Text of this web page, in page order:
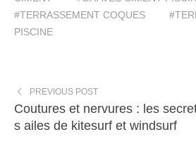
#TERRASSEMENT COQUES
PISCINE
PREVIOUS POST
Coutures et nervures : les
s ailes de kitesurf et windsurf